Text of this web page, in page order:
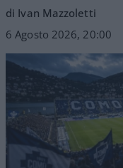
di Ivan Mazzoletti
6 Agosto 2026, 20:00